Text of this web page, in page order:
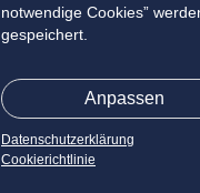
notwendige Cookies”
gespeichert.
Anpassen
Datenschutzerklärung
Cookierichtlinie